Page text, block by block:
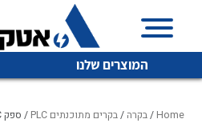
המוצרים שלנו
Home
/בקרה /בקרים מתוכנתים PLC / ספק DC לבקר OM CJ1W-PD022